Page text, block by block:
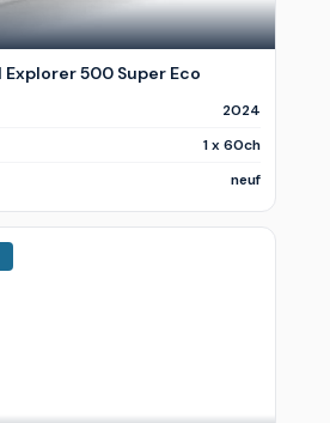
Explorer 500 Super Eco
2024
1 x 60ch
neuf